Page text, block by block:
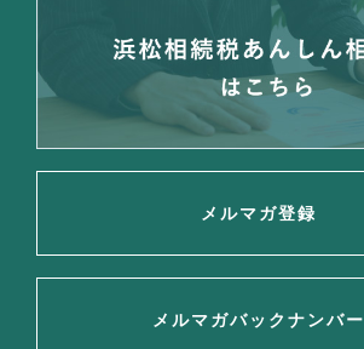
メルマガ登録
メルマガバックナンバー